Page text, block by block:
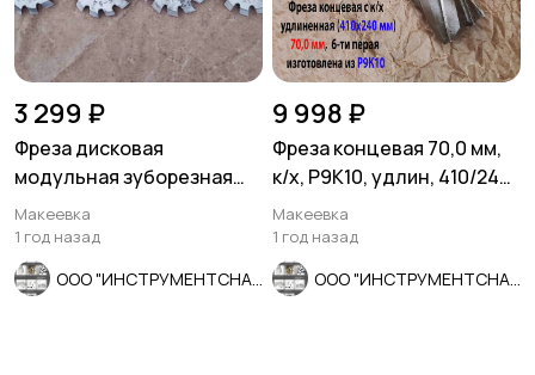
3 299 ₽
Фреза дисковая
модульная зуборезная
М0,8; Р6М5, 20°, Z12, к-т 8
шт
Макеевка
1 год назад
9 998 ₽
Фреза концевая 70,0 мм,
к/х, Р9К10, удлин, 410/240
мм, Z6, КМ5, СССР.
Макеевка
1 год назад